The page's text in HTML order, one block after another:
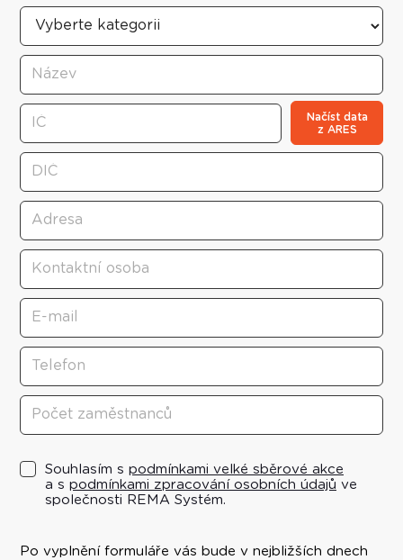
Načíst data
z ARES
Souhlasím s podmínkami velké sběrové akce
a s podmínkami zpracování osobních údajů ve
společnosti REMA Systém.
Po vyplnění formuláře vás bude v nejbližších dnech